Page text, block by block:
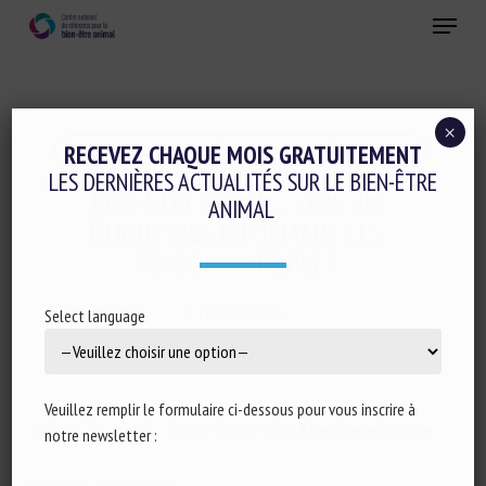
Menu
Evaluation du bien-être animal et Etiquetage
BIEN-ÊTRE ANIMAL : VERS UN
CONSOMMATEURS ?
Type de document : article publié dans
RECEVEZ CHAQUE MOIS GRATUITEMENT
LES DERNIÈRES ACTUALITÉS SUR LE BIEN-ÊTRE
ANIMAL
Select language
Veuillez remplir le formulaire ci-dessous pour vous inscrire à
notre newsletter :
×